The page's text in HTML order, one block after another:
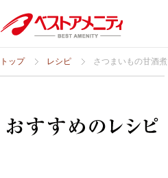
トップ レシピ さつまいもの甘酒煮